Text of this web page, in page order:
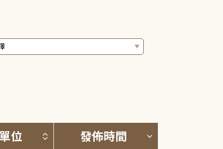
升降冪)
位 按發布單位排序 (升降冪)
發佈時間 按發佈時間